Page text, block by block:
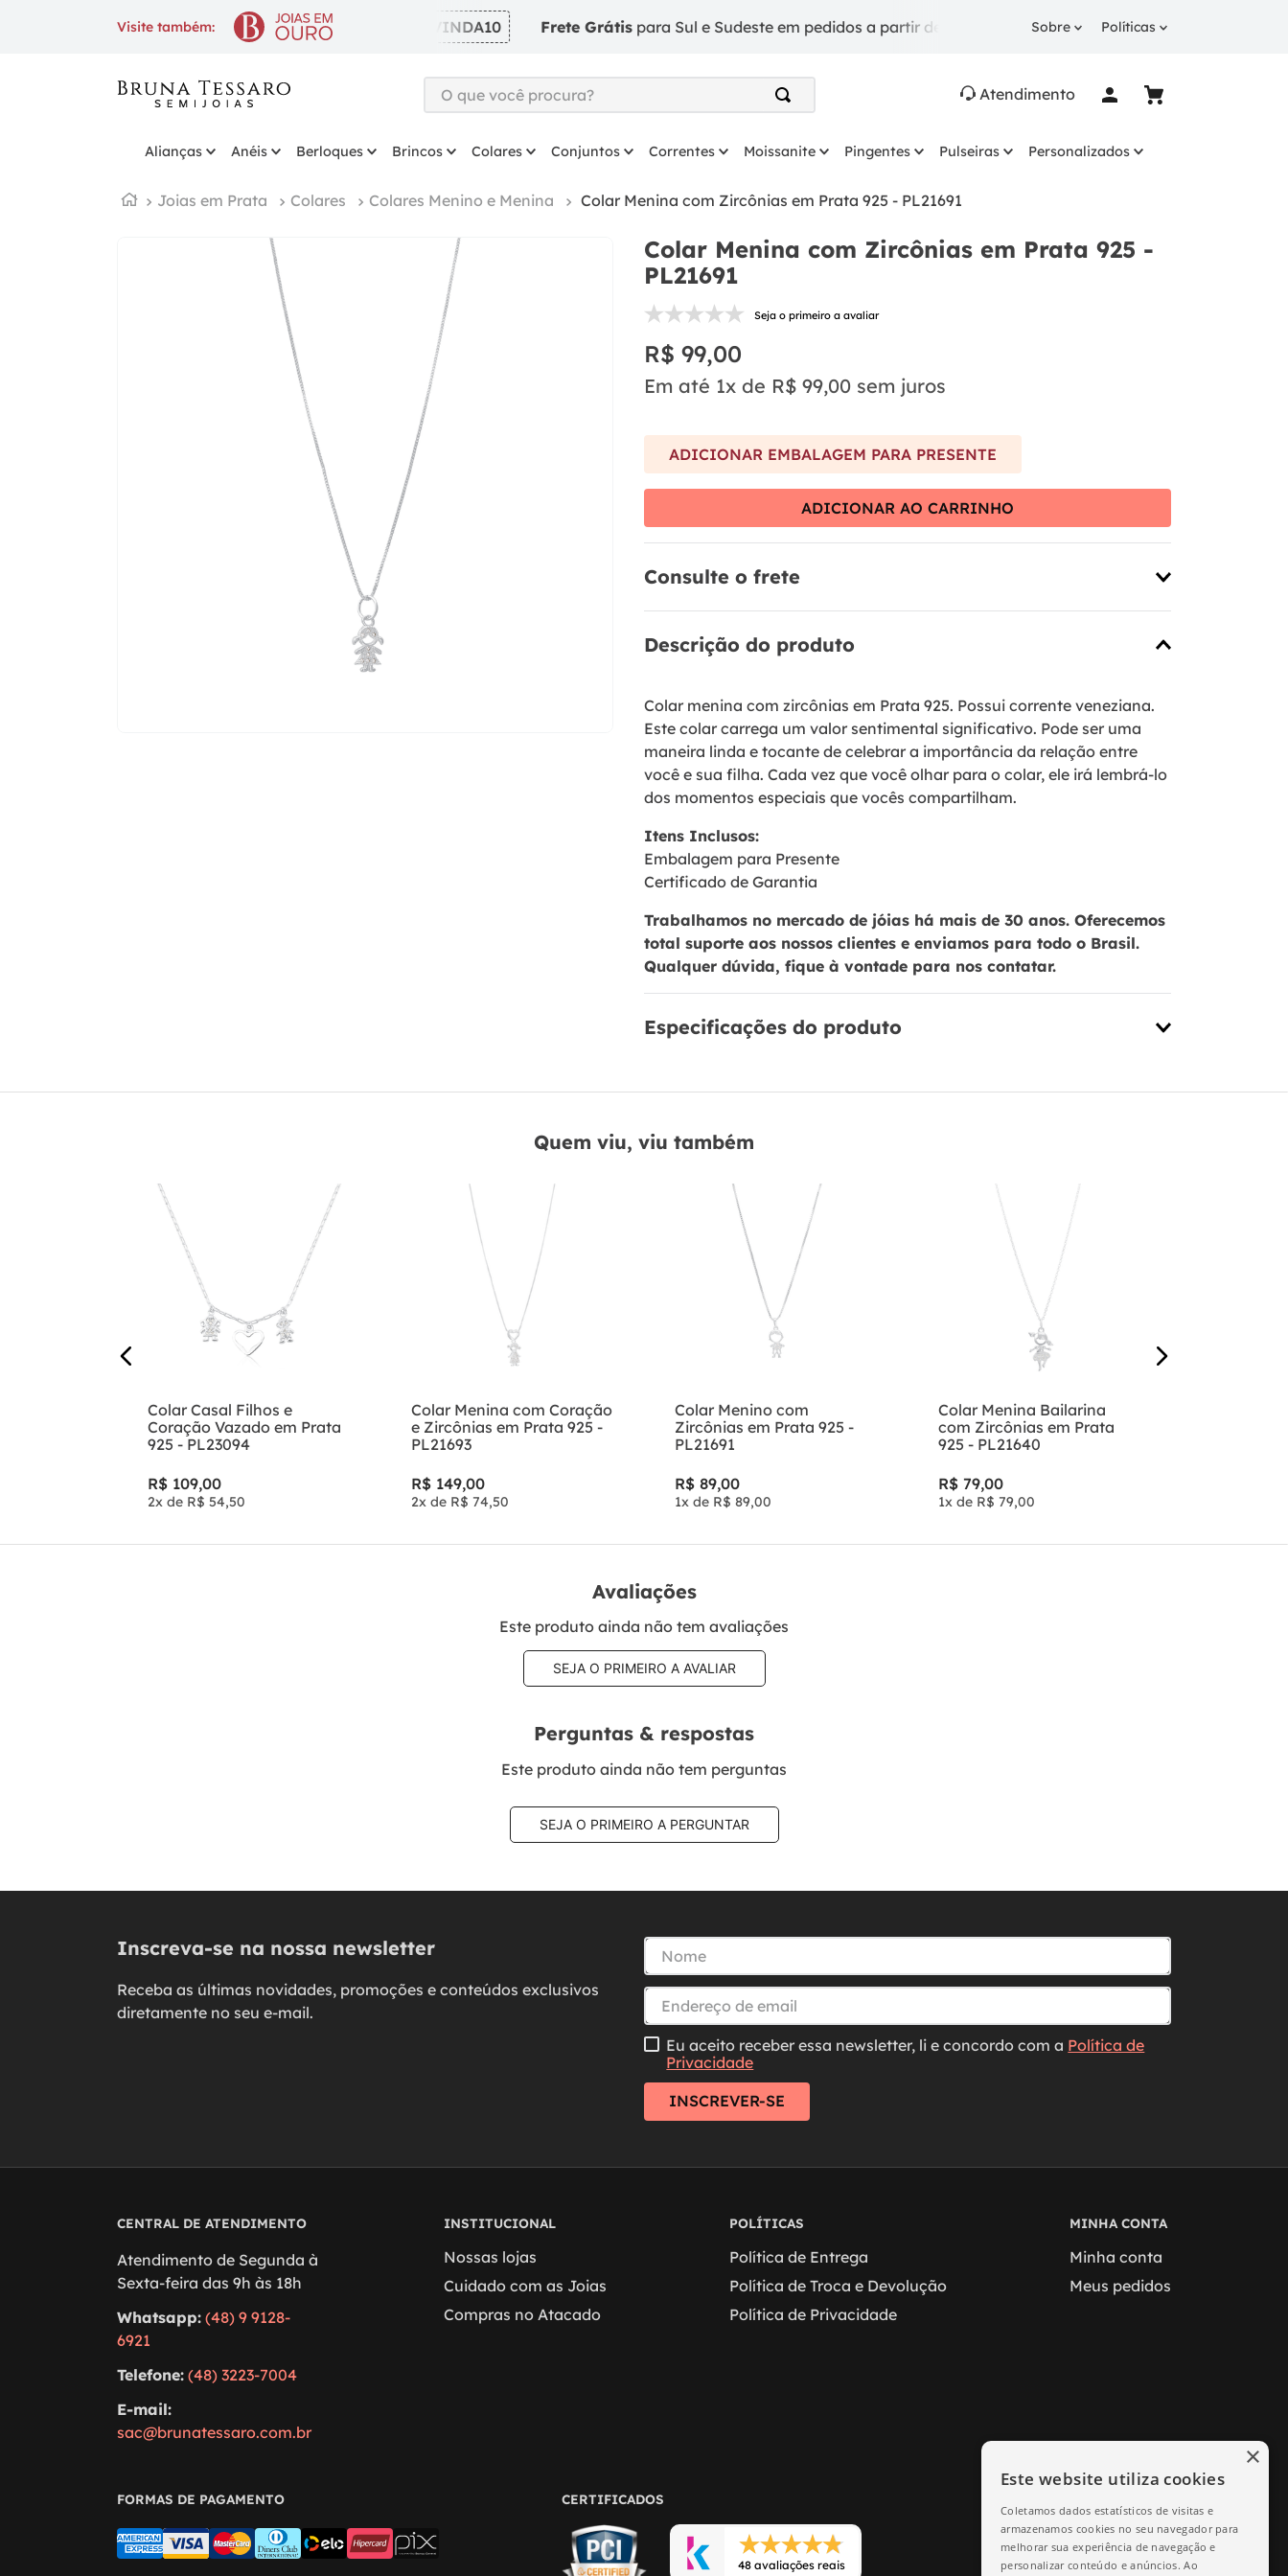
Visite também:
10% OFFna 1ª compra com cupom BEMVINDA10 Frete Grátispara Sul e Sudeste em pedidos a partir de R$ 249. 10% OFFna 1ª compra com cupom
Sobre Políticas
O que você procura?
2º
solitário
º
5º
6
Atendimento
Alianças Anéis Berloques Brincos Colares Conjuntos Correntes Moissanite Pingentes Pulseiras Personalizados
Joias em Prata Colares Colares Menino e Menina Colar Menina com Zircônias em Prata 925 - PL21691
Colar Menina com Zircônias em Prata 925 -
PL21691
Seja o primeiro a avaliar
R$ 99,00
Em até 1x de R$ 99,00 sem juros
ADICIONAR EMBALAGEM PARA PRESENTE
ADICIONAR AO CARRINHO
Consulte o frete
Descrição do produto
Colar menina com zircônias em Prata 925. Possui corrente veneziana.
Este colar carrega um valor sentimental significativo. Pode ser uma
maneira linda e tocante de celebrar a importância da relação entre
você e sua filha. Cada vez que você olhar para o colar, ele irá lembrá-lo
dos momentos especiais que vocês compartilham.
Itens Inclusos:
Embalagem para Presente
Certificado de Garantia
Trabalhamos no mercado de jóias há mais de 30 anos. Oferecemos
total suporte aos nossos clientes e enviamos para todo o Brasil.
Qualquer dúvida, fique à vontade para nos contatar.
Especificações do produto
Quem viu, viu também
Colar Casal Filhos e
Coração Vazado em Prata
925 - PL23094
R$ 109,00
2x de R$ 54,50
Colar Menina com Coração
e Zircônias em Prata 925 -
PL21693
R$ 149,00
2x de R$ 74,50
Colar Menino com
Zircônias em Prata 925 -
PL21691
R$ 89,00
1x de R$ 89,00
Colar Menina Bailarina
com Zircônias em Prata
925 - PL21640
R$ 79,00
1x de R$ 79,00
Avaliações
Este produto ainda não tem avaliações
SEJA O PRIMEIRO A AVALIAR
Perguntas & respostas
Este produto ainda não tem perguntas
SEJA O PRIMEIRO A PERGUNTAR
Inscreva-se na nossa newsletter
Receba as últimas novidades, promoções e conteúdos exclusivos
diretamente no seu e-mail.
Eu aceito receber essa newsletter, li e concordo com a Política de
Privacidade
INSCREVER-SE
CENTRAL DE ATENDIMENTO
Atendimento de Segunda à
Sexta-feira das 9h às 18h
Whatsapp: (48) 9 9128-
6921
Telefone: (48) 3223-7004
E-mail:
sac@brunatessaro.com.br
INSTITUCIONAL
Nossas lojas
Cuidado com as Joias
Compras no Atacado
POLÍTICAS
Política de Entrega
Política de Troca e Devolução
Política de Privacidade
MINHA CONTA
Minha conta
Meus pedidos
FORMAS DE PAGAMENTO CERTIFICADOS
48 avaliações reais
Este website utiliza cookies
Coletamos dados estatísticos de visitas e
armazenamos cookies no seu navegador para
melhorar sua experiência de navegação e
personalizar conteúdo e anúncios. Ao
×